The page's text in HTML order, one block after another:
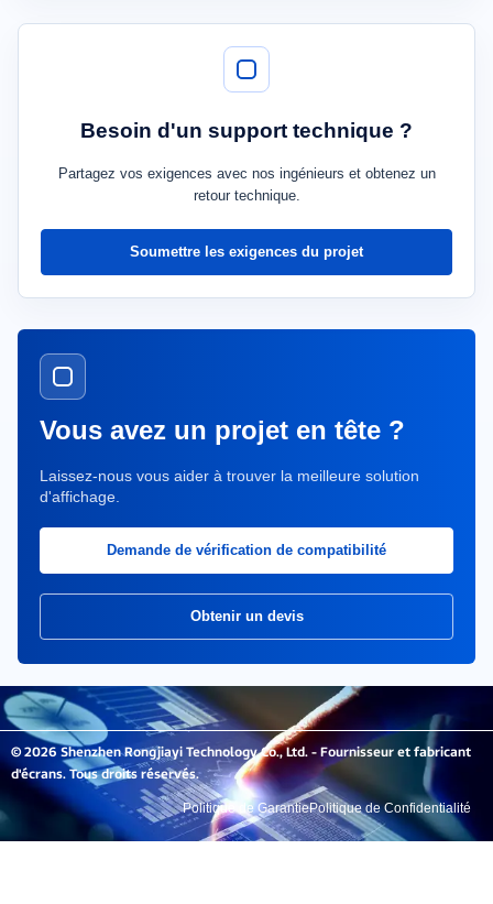
Besoin d'un support technique ?
Partagez vos exigences avec nos ingénieurs et obtenez un
retour technique.
Soumettre les exigences du projet
Vous avez un projet en tête ?
Laissez-nous vous aider à trouver la meilleure solution
d'affichage.
Demande de vérification de compatibilité
Obtenir un devis
© 2026 Shenzhen Rongjiayi Technology Co., Ltd. - Fournisseur et fabricant
d'écrans. Tous droits réservés.
Politique de Confidentialité
Politique de Garantie